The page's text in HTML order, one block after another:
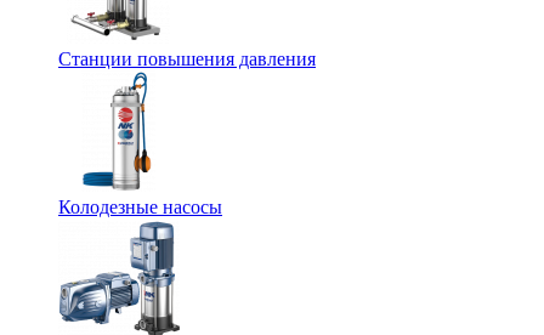
Станции повышения давления
Колодезные насосы